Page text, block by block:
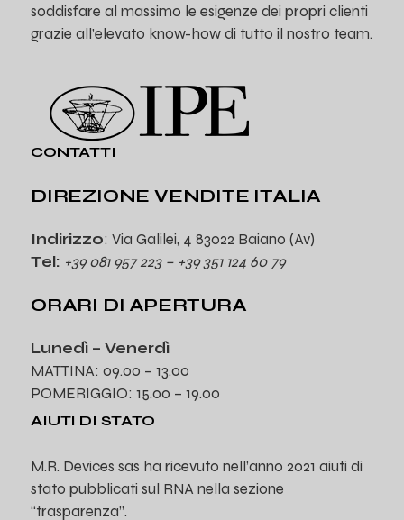
soddisfare al massimo le esigenze dei propri clienti
grazie all’elevato know-how di tutto il nostro team.
CONTATTI
DIREZIONE VENDITE ITALIA
Indirizzo: Via Galilei, 4 83022 Baiano (Av)
Tel: +39 081 957 223 – +39 351 124 60 79
ORARI DI APERTURA
Lunedì – Venerdì
MATTINA: 09.00 – 13.00
POMERIGGIO: 15.00 – 19.00
AIUTI DI STATO
M.R. Devices sas ha ricevuto nell’anno 2021 aiuti di
stato pubblicati sul RNA nella sezione
“trasparenza”.